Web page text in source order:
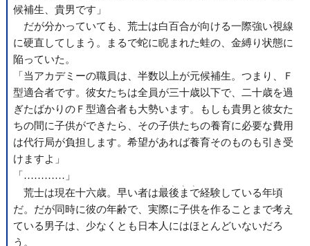
候補生、貴男です」
だが分かっていても、荒士は白百合が向ける一際強い視線
に硬直してしまう。まるで蛇に睨まれた蛙の、金縛り状態に
陥っていた。
「当アカデミーの職員は、半数以上が元候補生。つまり、Ｆ
型適合者です。彼女たちは全員が三十歳以下で、二十歳を過
ぎたばかりのＦ型適合者も大勢います。もしも貴男と彼女た
ちの間に子供ができたら、その子供たちの養育に必要な費用
は代行局が負担します。希望があれば養育そのものも引き受
けますよ」
「…………」
荒士は現在十六歳。早い者は最後まで
、、、、
経験している年頃
だ。だが同時に彼の年齢で、実際に子供を作ることまで考え
ている男子は、少なくとも日本人にはほとんどいないだろ
う。